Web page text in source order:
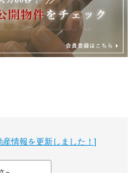
情報を更新しました！]